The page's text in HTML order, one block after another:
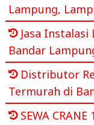
Lampung,
Jasa
Bandar
Distributor
Termurah di
SEWA